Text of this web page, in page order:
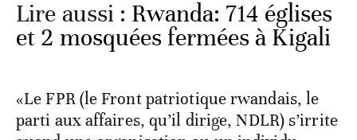
Lire aussi : Rwanda: 714 églises
et 2 mosquées fermées à Kigali
«Le FPR (le Front patriotique rwandais, le
parti aux affaires, qu’il dirige, NDLR) s’irrite